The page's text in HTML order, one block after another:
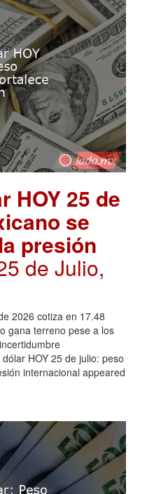
HOY 25 de
se
presión
de Julio,
2026 cotiza en 17.48
gana terreno pese a los
HOY 25 de julio: peso
internacional appeared